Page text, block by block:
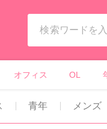
オフィス OL
青年 メンズ